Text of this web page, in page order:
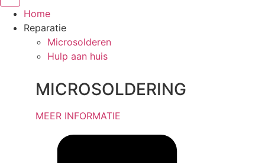
Home
Reparatie
Microsolderen
Hulp aan huis
MICROSOLDERING
MEER INFORMATIE